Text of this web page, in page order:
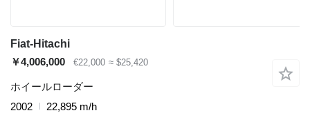
Fiat-Hitachi
￥4,006,000
€22,000 ≈ $25,420
ホイールローダー
2002
22,895 m/h